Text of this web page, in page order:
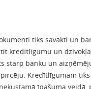
tiks savākti un
kredītlīgumu un
starp banku un
Kredītlīgumam
īpašuma